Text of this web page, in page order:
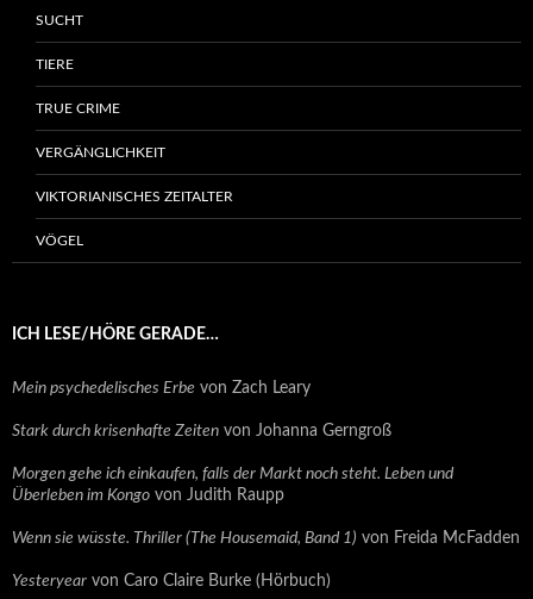
SUCHT
TIERE
TRUE CRIME
VERGÄNGLICHKEIT
VIKTORIANISCHES ZEITALTER
VÖGEL
ICH LESE/HÖRE GERADE…
Mein psychedelisches Erbe von Zach Leary
Stark durch krisenhafte Zeiten von Johanna Gerngroß
Morgen gehe ich einkaufen, falls der Markt noch steht. Leben und
Überleben im Kongo von Judith Raupp
Wenn sie wüsste. Thriller (The Housemaid, Band 1) von Freida McFadden
Yesteryear von Caro Claire Burke (Hörbuch)